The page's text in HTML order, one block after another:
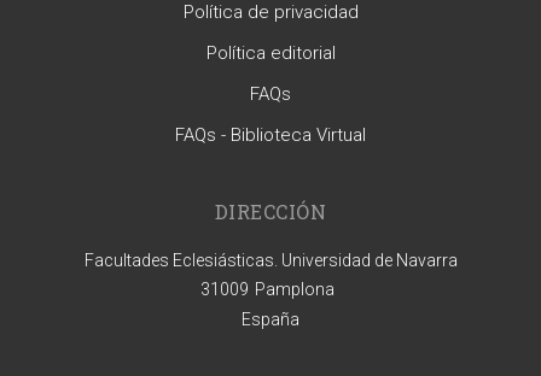
Política de privacidad
Política editorial
FAQs
FAQs - Biblioteca Virtual
DIRECCIÓN
Facultades Eclesiásticas. Universidad de Navarra
31009 Pamplona
España